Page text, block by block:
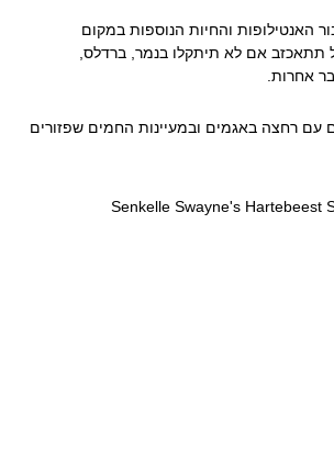
האנטילופות והחיות הנוספות במקום
תתאכזב אם לא תיתקלו בנמר, ברדלס,
אחרות.
עם רחצה באגמים ובמעיינות החמים שפזורים